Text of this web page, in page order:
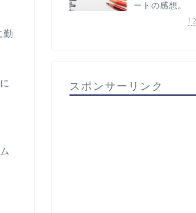
勤
ートの感想。
スポンサーリンク